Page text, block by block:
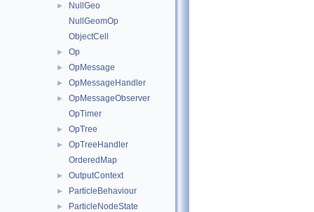
►
NullGeo
NullGeomOp
ObjectCell
► Op
► OpMessage
► OpMessageHandler
►
OpMessageObserver
OpTimer
► OpTree
►
OpTreeHandler
OrderedMap
► OutputContext
► ParticleBehaviour
►
ParticleNodeState